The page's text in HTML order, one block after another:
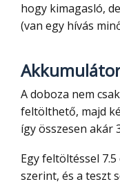
hogy kimagasló,
(van egy hívás
A doboza nem csak töltőtok, hanem ő maga is
feltölthető, majd
így összesen akár
Egy feltöltéssel 7.5 órán át is használható a gyártó
szerint, és a teszt